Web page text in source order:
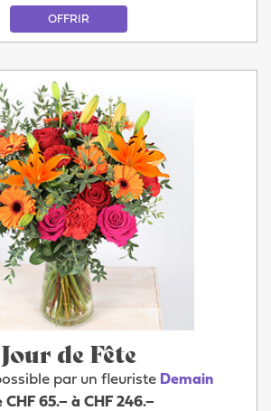
OFFRIR
Jour de Fête
par un fleuriste Demain
CHF 65.– à CHF 246.–